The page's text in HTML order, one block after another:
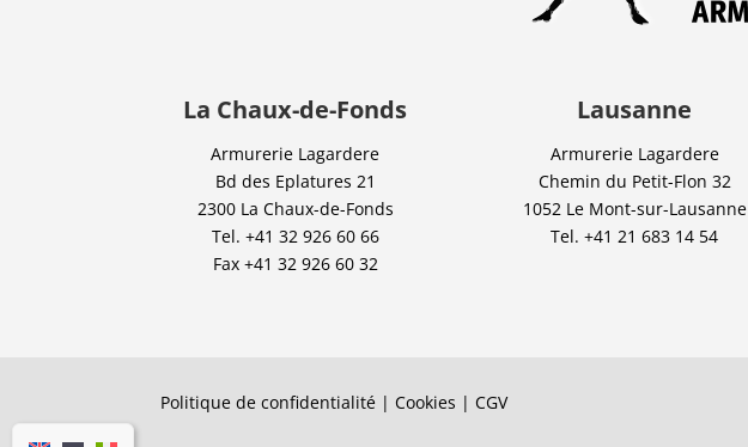
La Chaux-de-Fonds
Armurerie Lagardere
Bd des Eplatures 21
2300 La Chaux-de-Fonds
Tel. +41 32 926 60 66
Fax +41 32 926 60 32
Lausanne
Armurerie Lagardere
Chemin du Petit-Flon 32
1052 Le Mont-sur-Lausanne
Tel.+41 21 683 14 54
Politique de confidentialité |Cookies |CGV